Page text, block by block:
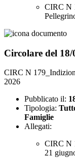
CIRC N
Circolare del 18/
CIRC N
2026
Pubblicato il:
Tipologia:
Famiglie
Allegati:
CIRC N
21